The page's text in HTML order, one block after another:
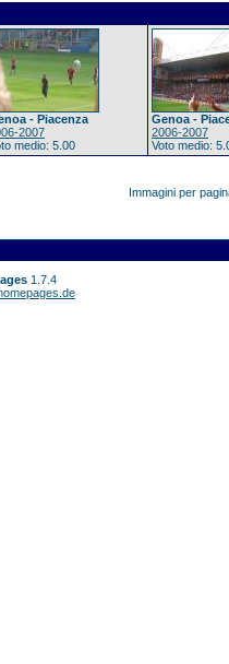
- Piacenza
2007
medio: 5.00
Genoa -
2006-2007
Voto medio:
Immagini per
1.7.4